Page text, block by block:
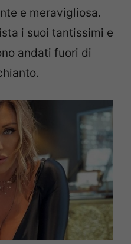
e meravigliosa.
i suoi tantissimi e
andati fuori di